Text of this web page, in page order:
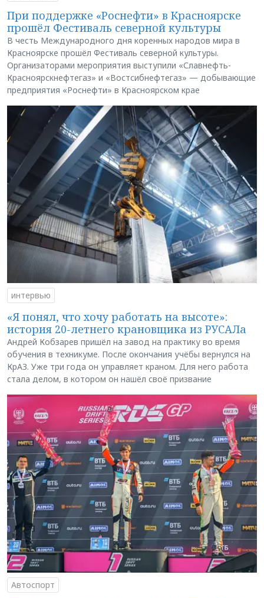
При поддержке «Роснефти» в Красноярске
прошёл Фестиваль северной культуры
В честь Международного дня коренных народов мира в
Красноярске прошёл Фестиваль северной культуры.
Организаторами мероприятия выступили «Славнефть-
Красноярскнефтегаз» и «Востсибнефтегаз» — добывающие
предприятия «Роснефти» в Красноярском крае
интервью
«Я понял, что хочу работать на высоте»:
история 20-летнего крановщика из РУСАЛа
Андрей Кобзарев пришёл на завод на практику во время
обучения в техникуме. После окончания учёбы вернулся на
КрАЗ. Уже три года он управляет краном. Для него работа
стала делом, в котором он нашёл своё призвание
Автоспорт